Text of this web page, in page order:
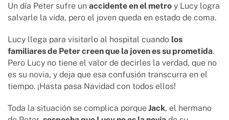
Un día Peter sufre un accidente en el metro y Lucy logra
salvarle la vida, pero el joven queda en estado de coma.
Lucy llega para visitarlo al hospital cuando los
familiares de Peter creen que la joven es su prometida.
Pero Lucy no tiene el valor de decirles la verdad, que no
es su novia, y deja que esa confusión transcurra en el
tiempo. ¡Hasta pasa Navidad con todos ellos!
Toda la situación se complica porqueJack, el hermano